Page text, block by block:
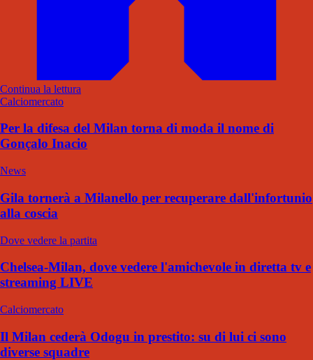
Continua la lettura
Calciomercato
Per la difesa del Milan torna di moda il nome di
Gonçalo Inacio
News
Gila tornerà a Milanello per recuperare dall'infortunio
alla coscia
Dove vedere la partita
Chelsea-Milan, dove vedere l'amichevole in diretta tv e
streaming LIVE
Calciomercato
Il Milan cederà Odogu in prestito: su di lui ci sono
diverse squadre